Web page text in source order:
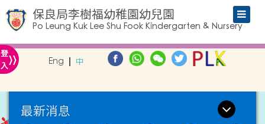
保良局李樹福幼稚園幼兒園
Po Leung Kuk Lee Shu Fook Kindergarten & Nursery
登
入» Eng 中
最新消息